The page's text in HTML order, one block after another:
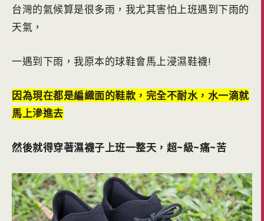
台灣的氣候算是很多雨，我尤其害怕上班遇到下雨的
天氣，
一遇到下雨，我原本的球鞋會馬上浸濕鞋襪!
因為現在都是編織面的鞋款，完全不耐水，水一滴就
馬上滲進去
然後就得穿著濕襪子上班一整天，超~級~痛~苦